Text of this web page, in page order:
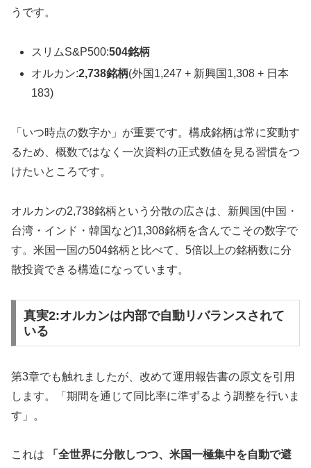
うです。
スリムS&P500:504銘柄
オルカン:2,738銘柄(外国1,247 + 新興国1,308 + 日本
183)
「いつ時点の数字か」が重要です。構成銘柄は常に変動す
るため、概数ではなく一次資料の正式数値を見る習慣をつ
けたいところです。
オルカンの2,738銘柄という分散の広さは、新興国(中国・
台湾・インド・韓国など)1,308銘柄を含んでこその数字で
す。米国一国の504銘柄と比べて、5倍以上の銘柄数に分
散投資できる構造になっています。
真実2:オルカンは内部で自動リバランスされて
いる
第3章でも触れましたが、改めて運用報告書の原文を引用
します。「期間を通じて同比率に準ずるよう調整を行いま
す」。
これは 「全世界に分散しつつ、米国一極集中を自動で避